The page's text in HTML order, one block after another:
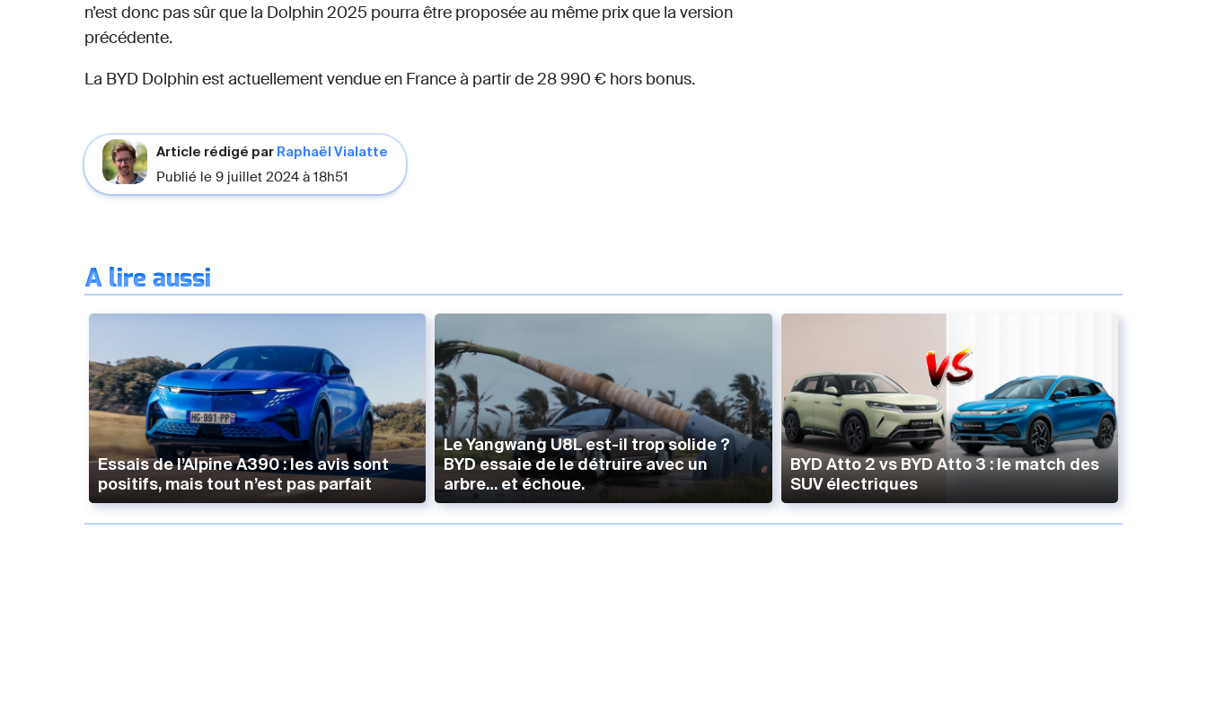
n’est donc pas sûr que la Dolphin 2025 pourra être proposée au même prix que la version
précédente.
La BYD Dolphin est actuellement vendue en France à partir de 28 990 € hors bonus.
Article rédigé par Raphaël Vialatte
Publié le 9 juillet 2024 à 18h51
À lire aussi
Essais de l’Alpine A390 : les avis sont
positifs, mais tout n’est pas parfait
Le Yangwang U8L est-il trop solide ?
BYD essaie de le détruire avec un
arbre… et échoue.
BYD Atto 2 vs BYD Atto 3 : le match des
SUV électriques